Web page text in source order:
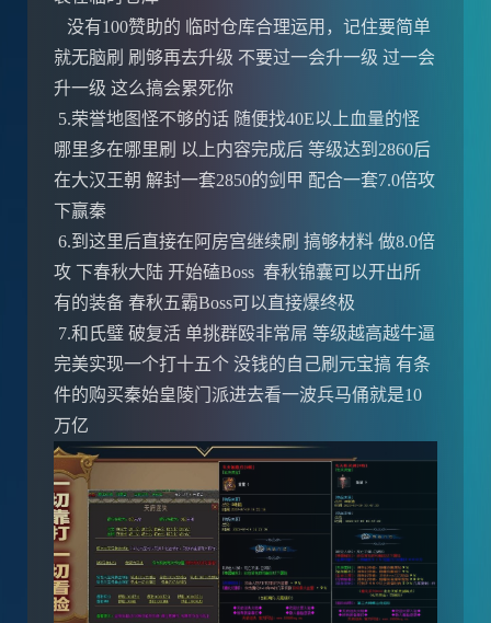
没有100赞助的 临时仓库合理运用，记住要简单
就无脑刷 刷够再去升级 不要过一会升一级 过一会
升一级 这么搞会累死你
5.荣誉地图怪不够的话 随便找40E以上血量的怪
哪里多在哪里刷 以上内容完成后 等级达到2860后
在大汉王朝 解封一套2850的剑甲 配合一套7.0倍攻
下赢秦
6.到这里后直接在阿房宫继续刷 搞够材料 做8.0倍
攻 下春秋大陆 开始磕Boss 春秋锦囊可以开出所
有的装备 春秋五霸Boss可以直接爆终极
7.和氏璧 破复活 单挑群殴非常屌 等级越高越牛逼
完美实现一个打十五个 没钱的自己刷元宝搞 有条
件的购买秦始皇陵门派进去看一波兵马俑就是10
万亿